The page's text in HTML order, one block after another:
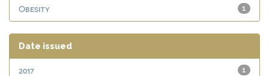
1
Obesity
Date issued
1
2017